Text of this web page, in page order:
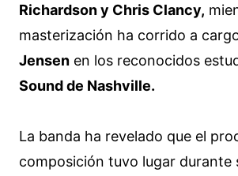
Richardson y Chris Clancy,
masterización ha corrido a
Jensen en los reconocidos
Sound de Nashville.
La banda ha revelado que el
composición tuvo lugar durante